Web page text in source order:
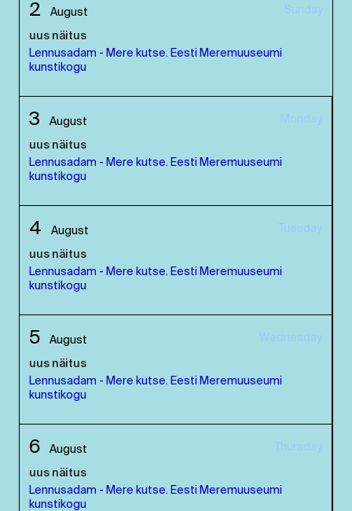
2 August Sunday
uus näitus
Lennusadam - Mere kutse. Eesti Meremuuseumi
kunstikogu
3 August Monday
uus näitus
Lennusadam - Mere kutse. Eesti Meremuuseumi
kunstikogu
4 August Tuesday
uus näitus
Lennusadam - Mere kutse. Eesti Meremuuseumi
kunstikogu
5 August Wednesday
uus näitus
Lennusadam - Mere kutse. Eesti Meremuuseumi
kunstikogu
6 August Thursday
uus näitus
Lennusadam - Mere kutse. Eesti Meremuuseumi
kunstikogu